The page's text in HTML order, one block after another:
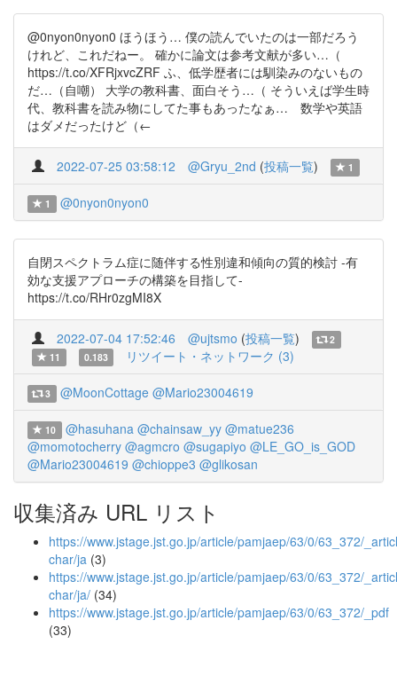
@0nyon0nyon0 ほうほう… 僕の読んでいたのは一部だろう
けれど、これだねー。 確かに論文は参考文献が多い…（
https://t.co/XFRjxvcZRF ふ、低学歴者には馴染みのないもの
だ…（自嘲） 大学の教科書、面白そう…（ そういえば学生時
代、教科書を読み物にしてた事もあったなぁ… 数学や英語
はダメだったけど（←
2022-07-25 03:58:12 @Gryu_2nd (投稿一覧) 1
1 @0nyon0nyon0
自閉スペクトラム症に随伴する性別違和傾向の質的検討 -有
効な支援アプローチの構築を目指して-
https://t.co/RHr0zgMI8X
2022-07-04 17:52:46 @ujtsmo (投稿一覧)
2
11
0.183 リツイート・ネットワーク (3)
3 @MoonCottage @Mario23004619
10 @hasuhana @chainsaw_yy @matue236
@momotocherry @agmcro @sugapiyo @LE_GO_is_GOD
@Mario23004619 @chioppe3 @glikosan
収集済み URL リスト
https://www.jstage.jst.go.jp/article/pamjaep/63/0/63_372/
char/ja (3)
https://www.jstage.jst.go.jp/article/pamjaep/63/0/63_372/
char/ja/ (34)
https://www.jstage.jst.go.jp/article/pamjaep/63/0/63_372/_pdf
(33)